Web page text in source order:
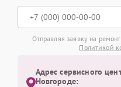
Отправляя заявку на
Политикой
Адрес сервисного
Новгороде: